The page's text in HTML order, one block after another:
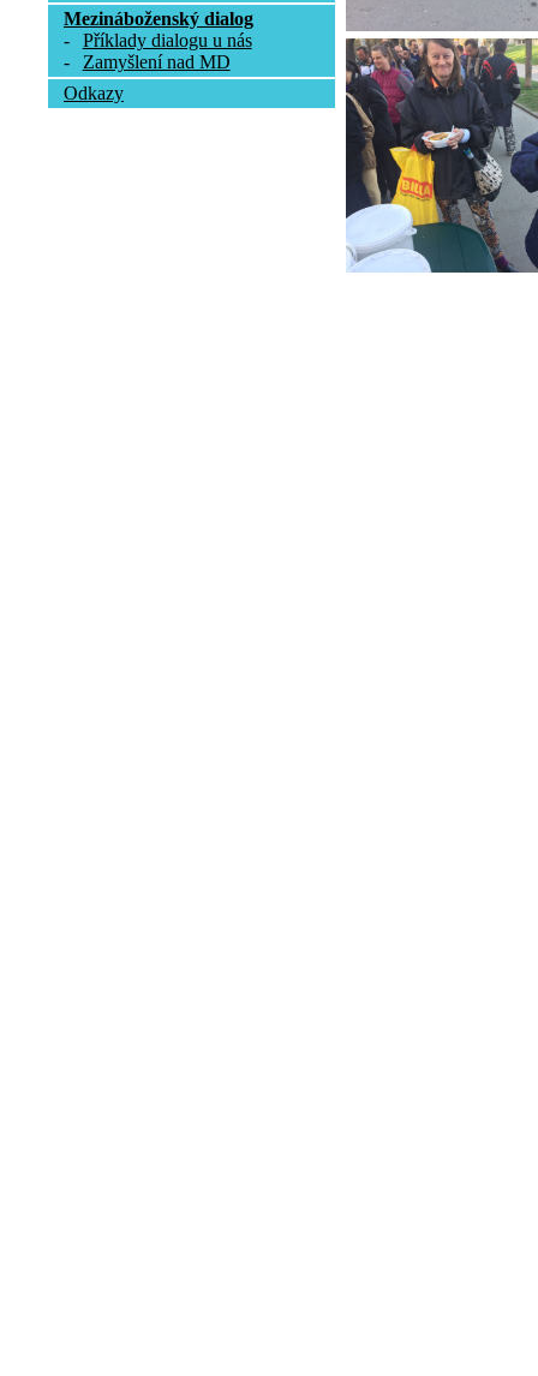
Mezináboženský dialog
-
Příklady dialogu u nás
-
Zamyšlení nad MD
Odkazy